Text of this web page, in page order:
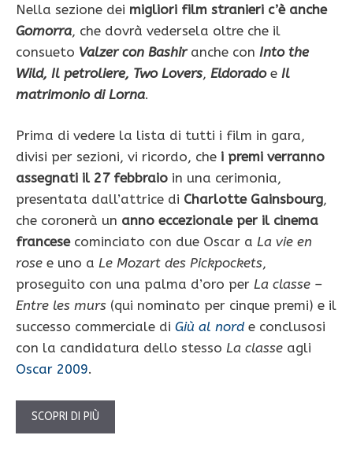
Nella sezione dei migliori film stranieri c’è anche
Gomorra, che dovrà vedersela oltre che il
consueto Valzer con Bashiranche con Into the
Wild, Il petroliere, Two Lovers, Eldoradoe Il
matrimonio di Lorna.
Prima di vedere la lista di tutti i film in gara,
divisi per sezioni, vi ricordo, che i premi verranno
assegnati il 27 febbraio in una cerimonia,
presentata dall’attrice di Charlotte Gainsbourg,
che coronerà un anno eccezionale per il cinema
francesecominciato con due Oscar a La vie en
rose e uno a Le Mozart des Pickpockets,
proseguito con una palma d’oro per La classe –
Entre les murs (qui nominato per cinque premi) e il
successo commerciale di Giù al norde conclusosi
con la candidatura dello stesso La classe agli
Oscar 2009.
SCOPRI DI PIÙ